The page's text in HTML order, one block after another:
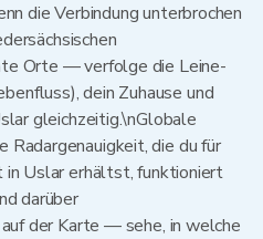
die Verbindung unterbrochen
Orte — verfolge die Leine-
dein Zuhause und
gleichzeitig.\nGlobale
die du für
in Uslar erhältst, funktioniert
darüber
der Karte — sehe, in welche